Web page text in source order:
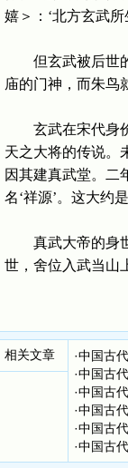
嬉＞：‘北方玄武
但玄武被后世的
庙的门神，而朱鸟
玄武在宋代身价
天之大将的传说。
因其建真武堂。二
名‘祥源’。这大约
真武大帝的身世
世，舍位入武当山
相关文章 ·中国古
·中国古
·中国古
·中国古
·中国古
·中国古